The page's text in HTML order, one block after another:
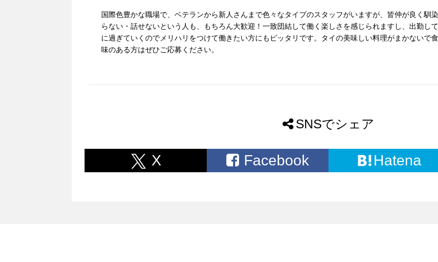
国際色豊かな職場で、ベテランから新人さんまで色々なタイプのスタッフがいますが、皆仲が良く馴
らない・話せないという人も、もちろん大歓迎！一致団結して働く楽しさを感じられますし、出勤し
に過ぎていくのでメリハリをつけて働きたい方にもピッタリです。タイの美味しい料理がまかないで
味のある方はぜひご応募ください。
SNSでシェア
X Facebook Hatena